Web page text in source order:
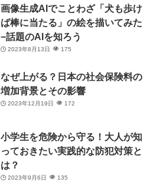
画像生成AIでことわざ「犬も歩け
ば棒に当たる」の絵を描いてみた
−話題のAIを知ろう
2023年8月13日 175
なぜ上がる？日本の社会保険料の
増加背景とその影響
2023年12月19日 172
小学生を危険から守る！大人が知
っておきたい実践的な防犯対策と
は？
2023年9月6日 135